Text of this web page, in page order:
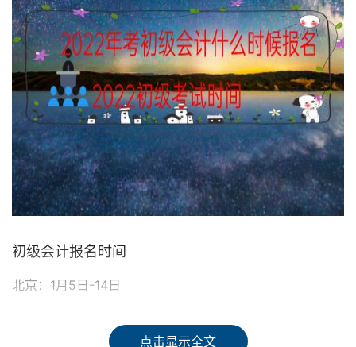
初级会计报名时间
北京：1月5日-14日
点击显示全文